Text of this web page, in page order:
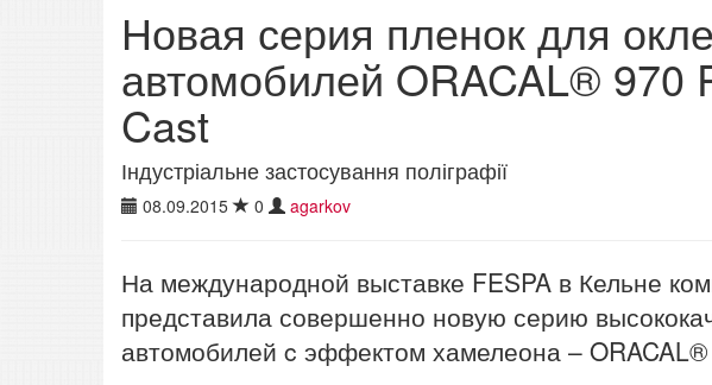
Новая серия пленок для
автомобилей ORACAL® 970
Cast
Індустріальне застосування поліграфії
08.09.2015 0 agarkov
На международной выставке FESPA в Кельне
представила совершенно новую серию
автомобилей c эффектом хамелеона –